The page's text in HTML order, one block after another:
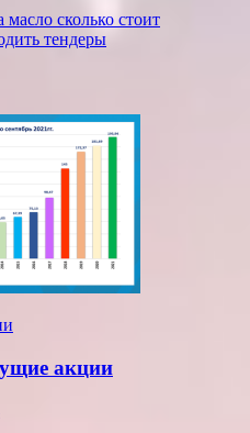
сколько стоит
тендеры
акции